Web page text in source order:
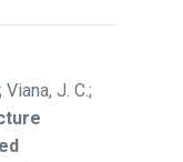
J. C.;